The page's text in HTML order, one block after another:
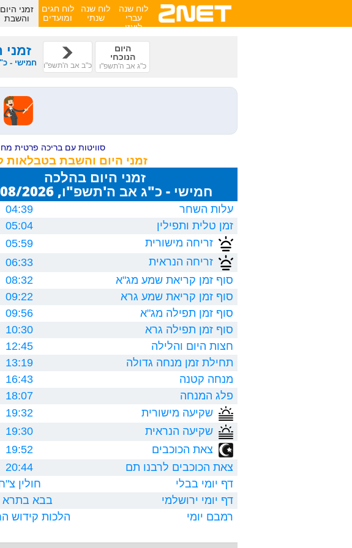
לוח שנה
עברי
לועזי
לוח שנה
שנתי
לוח חגים
ומועדים
זמני היום
והשבת
היום
הנוכחי
כ"ג אב ה'תשפ"ו כ"ב אב ה'תשפ"ו חמישי - כ"ג
סוויטות עם בריכה פרטית
זמני היום והשבת
זמני היום בהלכה
חמישי - כ"ג אב ה'תשפ"ו, 06/08/2026
עלות השחר
04:39
זמן טלית ותפילין
05:04
זריחה מישורית
05:59
זריחה הנראית
06:33
סוף זמן קריאת שמע מג"א
08:32
סוף זמן קריאת שמע גרא
09:22
סוף זמן תפילה מג"א
09:56
סוף זמן תפילה גרא
10:30
חצות היום והלילה
12:45
תחילת זמן מנחה גדולה
13:19
מנחה קטנה
16:43
פלג המנחה
18:07
שקיעה מישורית
19:32
שקיעה הנראית
19:30
צאת הכוכבים
19:52
צאת הכוכבים לרבנו תם
20:44
דף יומי בבלי
חולין
דף יומי ירושלמי
בבא בתרא
רמבם יומי
הלכות קידוש